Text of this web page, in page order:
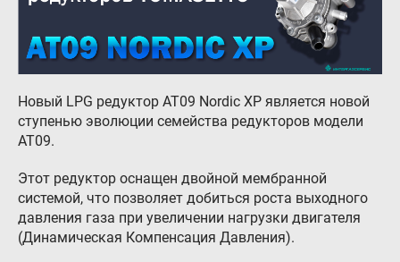
Регистрация ГБО в ГИБДД
Тех. раздел
Автовладельцам
Установить ГБО
Новый LPG редуктор АТ09 Nordic XP является новой
ступенью эволюции семейства редукторов модели
АТ09.
Этот редуктор оснащен двойной мембранной
системой, что позволяет добиться роста выходного
давления газа при увеличении нагрузки двигателя
(Динамическая Компенсация Давления).